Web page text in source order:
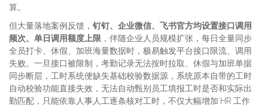
算。
但大量落地案例反馈， 钉钉、企业微信、飞书官方均设置接口调用
频次、单日调用额度上限 ，伴随企业人员规模扩张，每日全量同步
全员打卡、休假、加班海量数据时，极易触发平台接口限流、调用
失败。一旦接口被限制，考勤记录无法按时拉取、休假与加班单据
同步断层，工时系统便缺失基础校验数据源，系统原本自带的工时
自动校验功能直接失效，无法自动甄别员工填报工时是否和实际出
勤匹配，只能依靠人事人工逐条核对工时，不仅大幅增加 HR 工作